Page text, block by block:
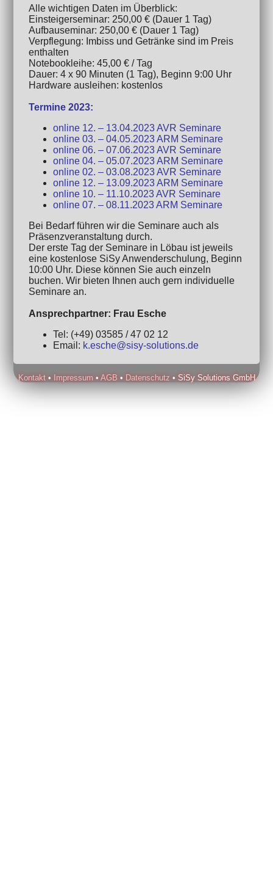
Alle wichtigen Daten im Überblick:
Einsteigerseminar: 250,00 € (Dauer 1 Tag)
Aufbauseminar: 250,00 € (Dauer 1 Tag)
Verpflegung: Imbiss und Getränke sind im Preis
enthalten
Notebookleihe: 45,00 € / Tag
Dauer: 4 x 90 Minuten (1 Tag), Beginn 9:00 Uhr
Hardware ausleihen: kostenlos
Termine 2023:
online 12. – 13.04.2023 AVR Seminare
online 03. – 04.05.2023 ARM Seminare
online 06. – 07.06.2023 AVR Seminare
online 04. – 05.07.2023 ARM Seminare
online 02. – 03.08.2023 AVR Seminare
online 12. – 13.09.2023 ARM Seminare
online 10. – 11.10.2023 AVR Seminare
online 07. – 08.11.2023 ARM Seminare
Bei Bedarf führen wir die Seminare auch als
Präsenzveranstaltung durch.
Der erste Tag der Seminare in Löbau ist jeweils
eine kostenlose SiSy Anwenderschulung, Beginn
10:00 Uhr. Diese können Sie auch einzeln
buchen. Wir bieten Ihnen auch gern individuelle
Seminare an.
Ansprechpartner: Frau Esche
Tel: (+49) 03585 / 47 02 12
Email: k.esche@sisy-solutions.de
Kontakt• Impressum • AGB • Datenschutz • SiSy Solutions GmbH